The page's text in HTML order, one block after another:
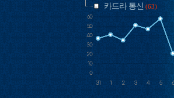
카드라 통신 (63)